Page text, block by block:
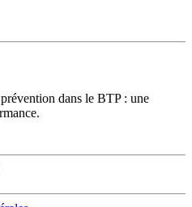
dans le BTP : une